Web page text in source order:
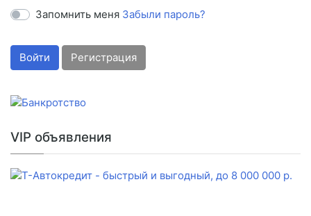
Запомнить меня Забыли пароль?
Войти Регистрация
VIP объявления